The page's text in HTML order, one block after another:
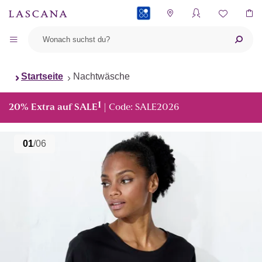
Startseite Nachtwäsche
20% Extra auf SALE1 | Code: SALE2026
01/06